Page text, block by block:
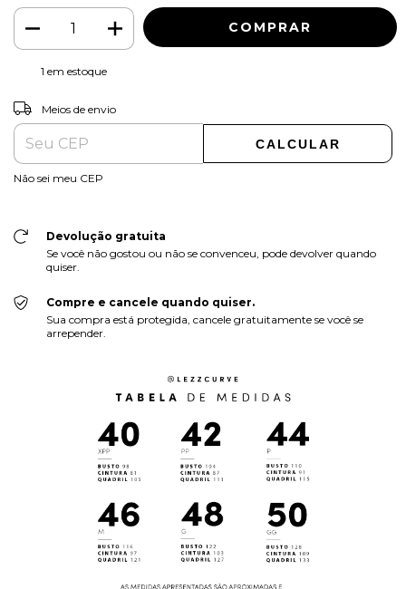
1 em estoque
Entregas para o CEP:
Meios de envio
CALCULAR
Não sei meu CEP
Devolução gratuita
Se você não gostou ou não se convenceu, pode devolver quando
quiser.
Compre e cancele quando quiser.
Sua compra está protegida, cancele gratuitamente se você se
arrepender.